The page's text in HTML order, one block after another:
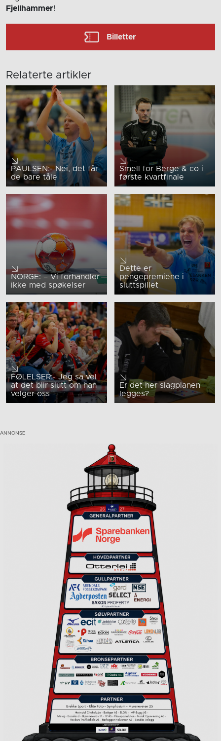
Fjellhammer!
Billetter
Relaterte artikler
PAULSEN:- Nei, det får
de bare tåle
Smell for Berge & co i
første kvartfinale
NORGE: – Vi forhandler
ikke med spøkelser
Dette er
pengepremiene i
sluttspillet
FØLELSER:- Jeg sa vel
at det blir slutt om han
velger oss
Er det her slagplanen
legges?